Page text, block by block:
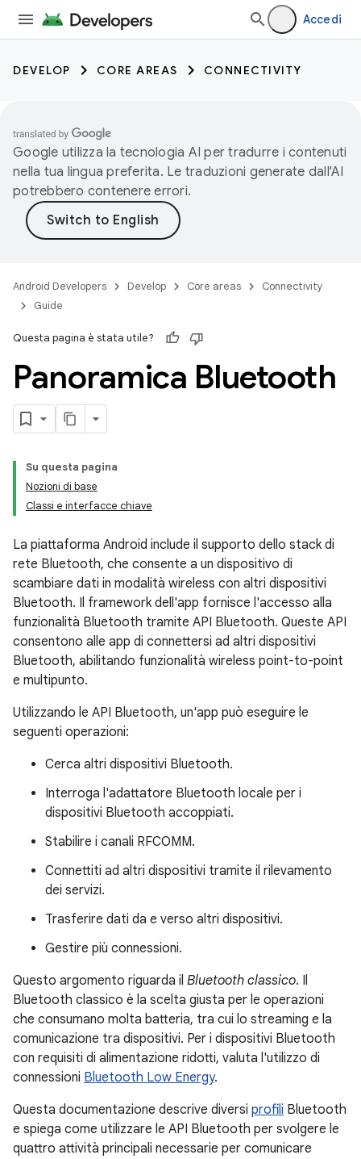
Accedi
DEVELOP CORE AREAS CONNECTIVITY
Google utilizza la tecnologia AI per tradurre i contenuti
nella tua lingua preferita. Le traduzioni generate dall'AI
potrebbero contenere errori.
Android Developers Develop Core areas
Connectivity
Guide
Questa pagina è stata utile?
Panoramica Bluetooth
Su questa pagina
Nozioni di base
Classi e interfacce chiave
La piattaforma Android include il supporto dello stack di
rete Bluetooth, che consente a un dispositivo di
scambiare dati in modalità wireless con altri dispositivi
Bluetooth. Il framework dell'app fornisce l'accesso alla
funzionalità Bluetooth tramite API Bluetooth. Queste API
consentono alle app di connettersi ad altri dispositivi
Bluetooth, abilitando funzionalità wireless point-to-point
e multipunto.
Utilizzando le API Bluetooth, un'app può eseguire le
seguenti operazioni:
Cerca altri dispositivi Bluetooth.
Interroga l'adattatore Bluetooth locale per i
dispositivi Bluetooth accoppiati.
Stabilire i canali RFCOMM.
Connettiti ad altri dispositivi tramite il rilevamento
dei servizi.
Trasferire dati da e verso altri dispositivi.
Gestire più connessioni.
Questo argomento riguarda il Bluetooth classico. Il
Bluetooth classico è la scelta giusta per le operazioni
che consumano molta batteria, tra cui lo streaming e la
comunicazione tra dispositivi. Per i dispositivi Bluetooth
con requisiti di alimentazione ridotti, valuta l'utilizzo di
connessioni Bluetooth Low Energy.
Questa documentazione descrive diversi profili Bluetooth
e spiega come utilizzare le API Bluetooth per svolgere le
quattro attività principali necessarie per comunicare